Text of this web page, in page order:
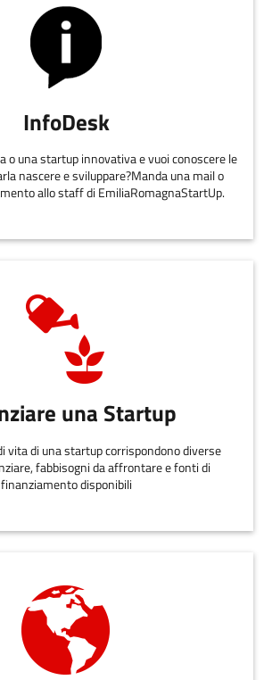
InfoDesk
o una startup innovativa e vuoi conoscere le
nascere e sviluppare?Manda una mail o
allo staff di EmiliaRomagnaStartUp.
una Startup
vita di una startup corrispondono diverse
fabbisogni da affrontare e fonti di
finanziamento disponibili